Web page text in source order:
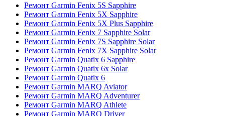
Ремонт Garmin Fenix 5S Sapphire
Ремонт Garmin Fenix 5X Sapphire
Ремонт Garmin Fenix 5X Plus Sapphire
Ремонт Garmin Fenix 7 Sapphire Solar
Ремонт Garmin Fenix 7S Sapphire Solar
Ремонт Garmin Fenix 7X Sapphire Solar
Ремонт Garmin Quatix 6 Sapphire
Ремонт Garmin Quatix 6x Solar
Ремонт Garmin Quatix 6
Ремонт Garmin MARQ Aviator
Ремонт Garmin MARQ Adventurer
Ремонт Garmin MARQ Athlete
Ремонт Garmin MARQ Driver